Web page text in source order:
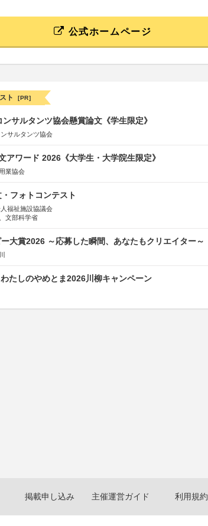
公式ホームページ
ト [PR]
サルタンツ協会懸賞論文《学生限定》
サルタンツ協会
アワード 2026《大学生・大学院生限定》
業協会
フォトコンテスト
福祉施設協議会
文部科学省
大賞2026 ～応募した瞬間、あなたもクリエイター～
たしのやめとま2026川柳キャンペーン
掲載申し込み 主催運営ガイド 利用規約